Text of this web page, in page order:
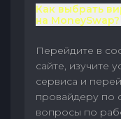
Как выбрать
на MoneySwap?
Перейдите в
сайте, изучите
сервиса и
провайдеру по
вопросы по